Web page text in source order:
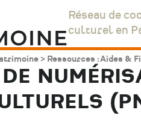
Réseau de
culturel en
Ressources : Aides &